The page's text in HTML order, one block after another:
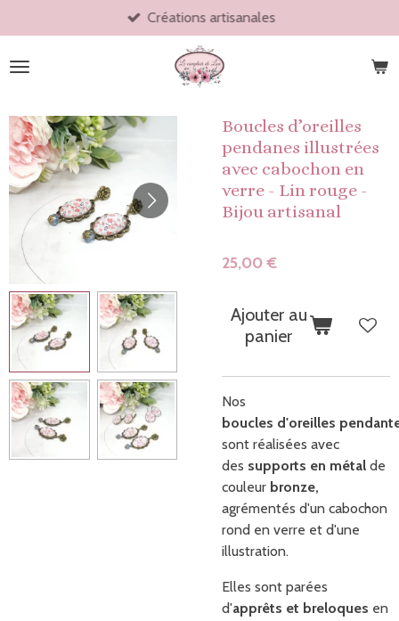
au
contenu
Créations artisanales
Boucles d’oreilles
pendanes illustrées
avec cabochon en
verre - Lin rouge -
Bijou artisanal
25,00 €
Ajouter au
panier
Nos
boucles d'oreilles
sont réalisées avec
des supports en métal de
couleur bronze,
agrémentés d'un cabochon
rond en verre et d'une
illustration.
Elles sont parées
d'apprêts et breloques en